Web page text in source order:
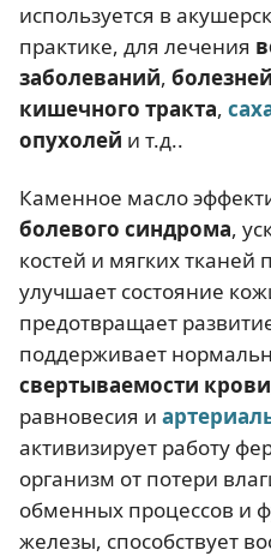
используется в
практике, для лечения
заболеваний,
кишечного тракта,
опухолей и т.д..
Каменное масло
болевого синдрома,
костей и мягких тканей
улучшает состояние
предотвращает
поддерживает
свертываемости крови
равновесия и
активизирует работу
организм от потери
обменных процессов и
железы, способствует